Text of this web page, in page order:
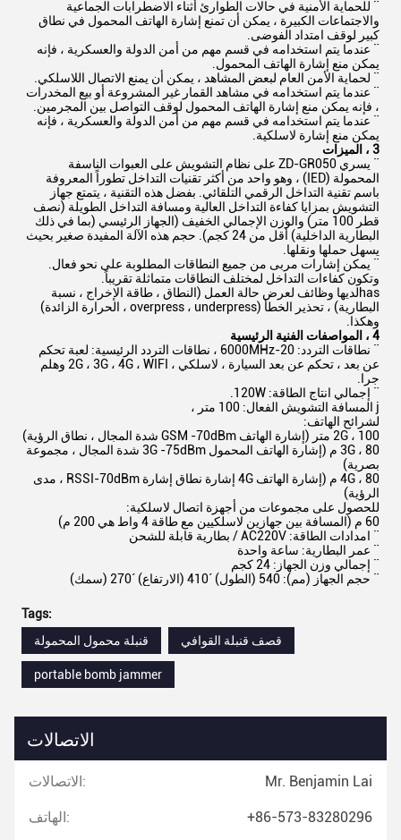
¨ للحماية الأمنية في حالات الطوارئ أثناء الاضطرابات الجماعية
والاجتماعات الكبيرة ، يمكن أن تمنع إشارة الهاتف المحمول في نطاق
كبير لوقف امتداد الفوضى.
¨ عندما يتم استخدامه في قسم مهم من أمن الدولة والعسكرية ، فإنه
يمكن منع إشارة الهاتف المحمول.
¨ لحماية الأمن العام لبعض المشاهد ، يمكن أن يمنع الاتصال اللاسلكي.
¨ عندما يتم استخدامه في مشاهد القمار غير المشروعة أو بيع المخدرات
، فإنه يمكن منع إشارة الهاتف المحمول لوقف التواصل بين المجرمين.
¨ عندما يتم استخدامه في قسم مهم من أمن الدولة والعسكرية ، فإنه
يمكن منع إشارة لاسلكية.
3 ، الميزات
¨ يسري ZD-GR050 على نظام التشويش على العبوات الناسفة
المحمولة (IED) ، وهو واحد من أكثر تقنيات التداخل تطوراً المعروفة
باسم تقنية التداخل الرقمي التلقائي. بفضل هذه التقنية ، يتمتع جهاز
التشويش بمزايا كفاءة التداخل العالية ومسافة التداخل الطويلة (نصف
قطر 100 متر) والوزن الإجمالي الخفيف (الجهاز الرئيسي (بما في ذلك
البطارية الداخلية) أقل من 24 كجم). حجم هذه الآلة المفيدة صغير بحيث
يسهل حملها ونقلها.
¨ يمكن إشارات مربى من جميع النطاقات المطلوبة على نحو فعال.
وتكون كفاءات التداخل لمختلف النطاقات متماثلة تقريباً.
hasلديها وظائف لعرض حالة العمل (النطاق ، طاقة الإخراج ، نسبة
البطارية) ، تحذير الخطأ (overpress ، underpress ، الحرارة الزائدة)
وهكذا.
4 ، المواصفات الفنية الرئيسية
¨ نطاقات التردد: 20-6000MHz ، نطاقات التردد الرئيسية: لعبة تحكم
عن بعد ، تحكم عن بعد السيارة ، لاسلكي ، 2G ، 3G ، 4G ، WIFI وهلم
جرا.
¨ إجمالي انتاج الطاقة: 120W.
j المسافة التشويش الفعال: 100 متر ،
لشرائح الهاتف:
2G ، 100 متر (إشارة الهاتف GSM -70dBm شدة المجال ، نطاق الرؤية)
3G ، 80 م (إشارة الهاتف المحمول 3G -75dBm شدة المجال ، مجموعة
بصرية)
4G ، 80 م (إشارة الهاتف 4G إشارة نطاق إشارة RSSI-70dBm ، مدى
الرؤية)
للحصول على مجموعات من أجهزة اتصال لاسلكية:
60 م (المسافة بين جهازين لاسلكيين مع طاقة 4 واط هي 200 م)
¨ امدادات الطاقة: AC220V / بطارية قابلة للشحن
¨ عمر البطارية: ساعة واحدة
¨ إجمالي وزن الجهاز: 24 كجم
¨ حجم الجهاز (مم): 540 (الطول) ´410 (الارتفاع) ´270 (سمك)
Tags:
قنبلة محمول المحمولة
قصف قنبلة القوافي
portable bomb jammer
الاتصالات
الاتصالات: Mr. Benjamin Lai
الهاتف: +86-573-83280296